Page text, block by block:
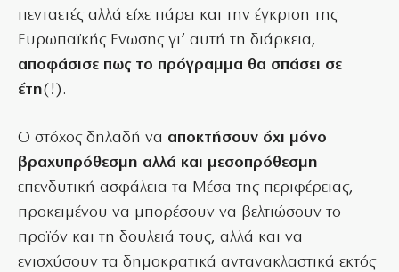
πενταετές αλλά είχε πάρει και την έγκριση της
Ευρωπαϊκής Ενωσης γι’ αυτή τη διάρκεια,
αποφάσισε πως το πρόγραμμα θα σπάσει σε
έτη(!).
Ο στόχος δηλαδή να αποκτήσουν όχι μόνο
βραχυπρόθεσμη αλλά και μεσοπρόθεσμη
επενδυτική ασφάλεια τα Μέσα της περιφέρειας,
προκειμένου να μπορέσουν να βελτιώσουν το
προϊόν και τη δουλειά τους, αλλά και να
ενισχύσουν τα δημοκρατικά αντανακλαστικά εκτός